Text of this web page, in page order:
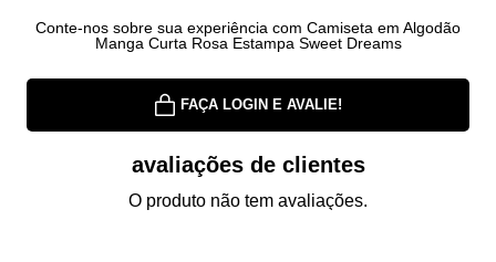
Conte-nos sobre sua experiência com Camiseta em Algodão
Manga Curta Rosa Estampa Sweet Dreams
FAÇA LOGIN E AVALIE!
avaliações de clientes
O produto não tem avaliações.